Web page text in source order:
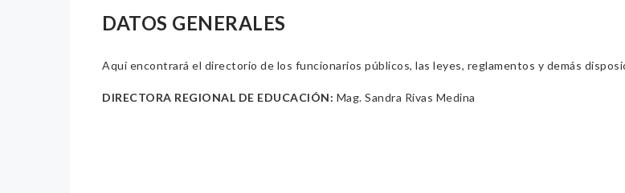
DATOS GENERALES
Aquí encontrará el directorio de los funcionarios públicos, las leyes, reglamentos y demás
DIRECTORA REGIONAL DE EDUCACIÓN: Mag. Sandra Rivas Medina